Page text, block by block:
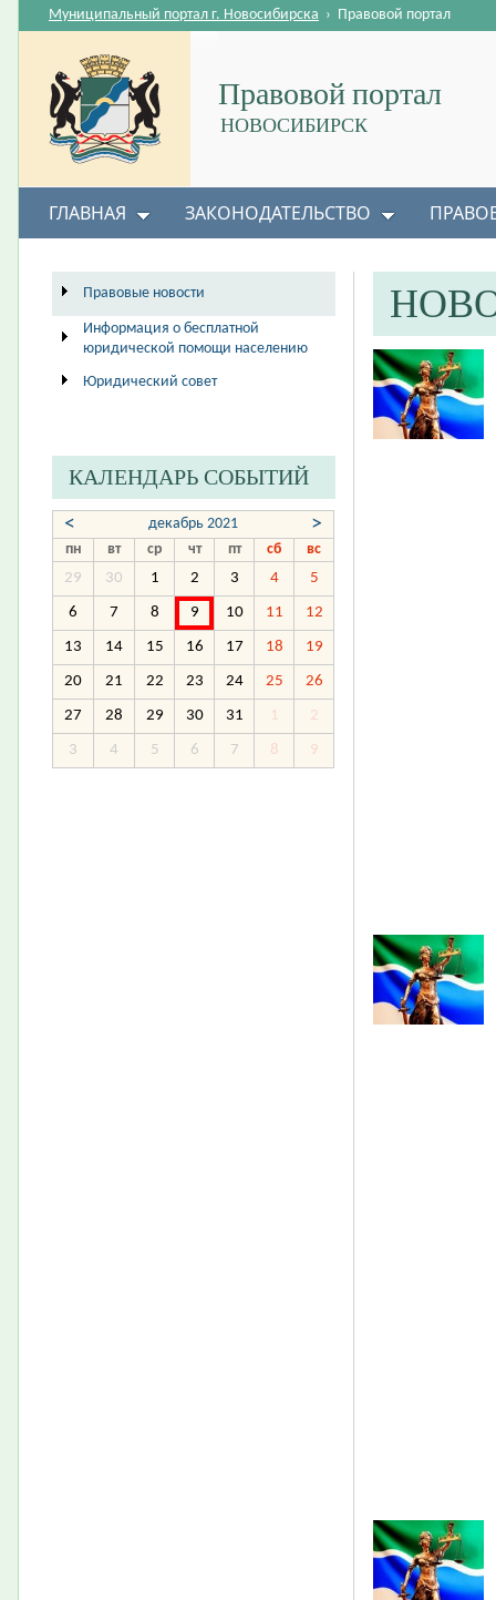
Правовой портал
НОВОСИБИРСК
Муниципальный портал г. Новосибирска › Правовой портал
ГЛАВНАЯ ЗАКОНОДАТЕЛЬСТВО
Правовые новости
Информация о бесплатной
юридической помощи населению
Юридический совет
КАЛЕНДАРЬ СОБЫТИЙ
< декабрь 2021 >
пн вт ср чт пт сб
вс
29
30 1 2 3 4 5
6 7 8 9 10 11 12
13 14 15 16 17 18 19
20 21 22 23 24 25 26
27 28 29 30 31 1 2
3 4 5 6 7 8 9